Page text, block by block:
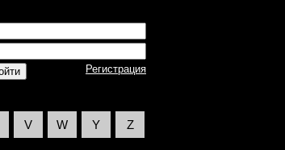
Регистрация
V W Y Z